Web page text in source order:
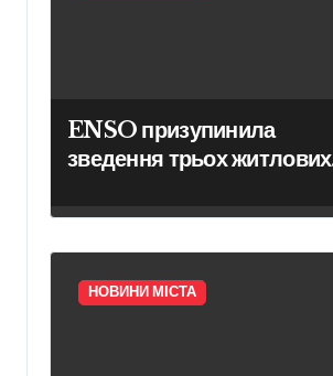
ENSO призупинила
зведення трьох житлових
НОВИНИ МІСТА